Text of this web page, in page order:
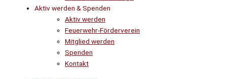
Aktiv werden & Spenden
Aktiv werden
Feuerwehr-Förderverein
Mitglied werden
Spenden
Kontakt